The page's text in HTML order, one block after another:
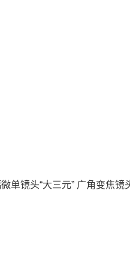
单镜头“大三元” 广角变焦镜